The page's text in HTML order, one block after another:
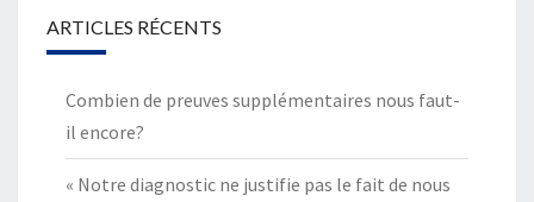
ARTICLES RÉCENTS
Combien de preuves supplémentaires nous faut-
il encore?
« Notre diagnostic ne justifie pas le fait de nous